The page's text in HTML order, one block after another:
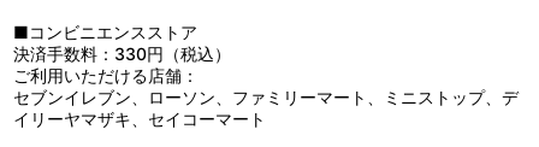
し、学校から部活動と認められず、廃部寸前だったジャージ部にと
っては渡りに船。４人そろえば、正式な部活として承認してもらえ
るかも知れない！ さっそくジャージ部活動に張り切るまどか、ラ
ン、ムギナミ、そして、れいこ。ところが、れいこがジャージ部に
入った動機を聞いて、まどかたちは困惑してしまう。
■コンビニエンスストア
決済手数料：330円（税込）
ご利用いただける店舗：
セブンイレブン、ローソン、ファミリーマート、ミニストップ、デ
イリーヤマザキ、セイコーマート